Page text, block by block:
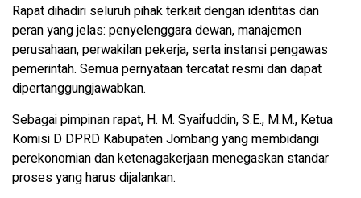
Rapat dihadiri seluruh pihak terkait dengan identitas dan
peran yang jelas: penyelenggara dewan, manajemen
perusahaan, perwakilan pekerja, serta instansi pengawas
pemerintah. Semua pernyataan tercatat resmi dan dapat
dipertanggungjawabkan.
Sebagai pimpinan rapat, H. M. Syaifuddin, S.E., M.M., Ketua
Komisi D DPRD Kabupaten Jombang yang membidangi
perekonomian dan ketenagakerjaan menegaskan standar
proses yang harus dijalankan.